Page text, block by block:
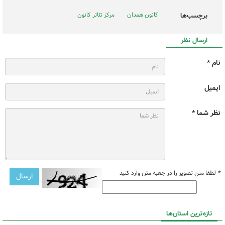
برچسب‌ها کانون همدان مرکز تئاتر کانون
ارسال نظر
نام *
ایمیل
نظر شما *
* لطفا متن تصویر را در جعبه متن وارد کنید
تازه‌ترین استان‌ها